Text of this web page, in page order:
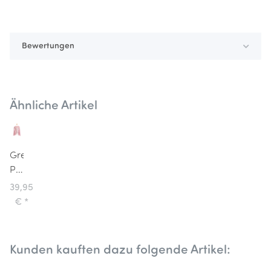
Bewertungen
Ähnliche Artikel
Great
Pretenders
Kinderverkleidung
Umhang
39,95
€ *
Kunden kauften dazu folgende Artikel: